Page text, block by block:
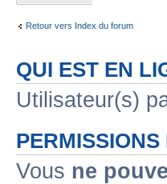
Retour vers Index du forum
QUI EST EN
Utilisateur(s)
PERMISSIONS
Vous ne